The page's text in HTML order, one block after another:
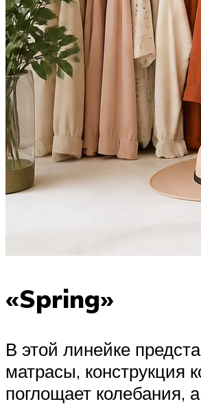
«Spring»
В этой линейке
матрасы, конструкция
поглощает колебания,